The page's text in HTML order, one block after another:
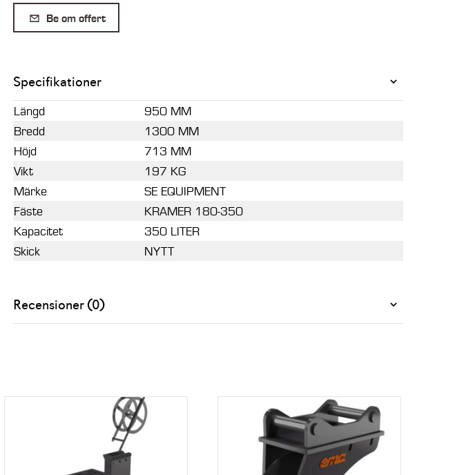
Kramer
180-
mm
350
mängd
Be om offert
Specifikationer
Längd
950 MM
Bredd
1300 MM
Höjd
713 MM
Vikt
197 KG
Märke
SE EQUIPMENT
Fäste
KRAMER 180-350
Kapacitet
350 LITER
Skick
NYTT
Recensioner (0)